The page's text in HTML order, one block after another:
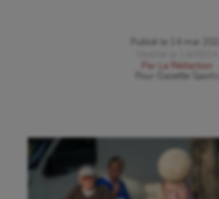
Publié le
14 mai 2024
Par
La Rédaction
Gazette Sports